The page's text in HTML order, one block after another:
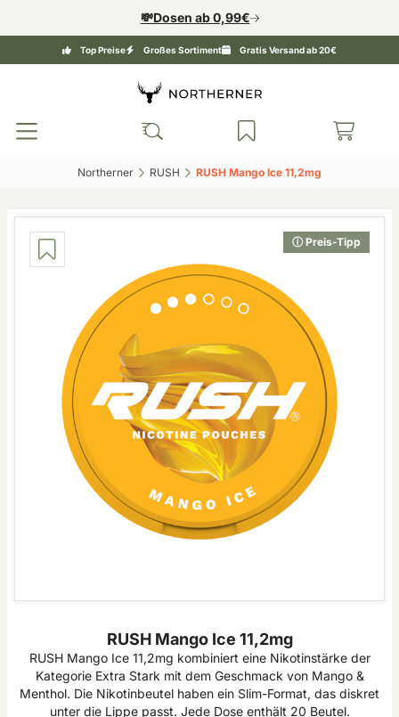
💸Dosen ab 0,99€
Top Preise Großes Sortiment Gratis Versand ab 20€
Northerner‎ RUSH‎ RUSH Mango Ice 11,2mg‎
ⓘ Preis-Tipp
RUSH Mango Ice 11,2mg
RUSH Mango Ice 11,2mg kombiniert eine Nikotinstärke der
Kategorie Extra Stark mit dem Geschmack von Mango &
Menthol. Die Nikotinbeutel haben ein Slim-Format, das diskret
unter die Lippe passt. Jede Dose enthält 20 Beutel.